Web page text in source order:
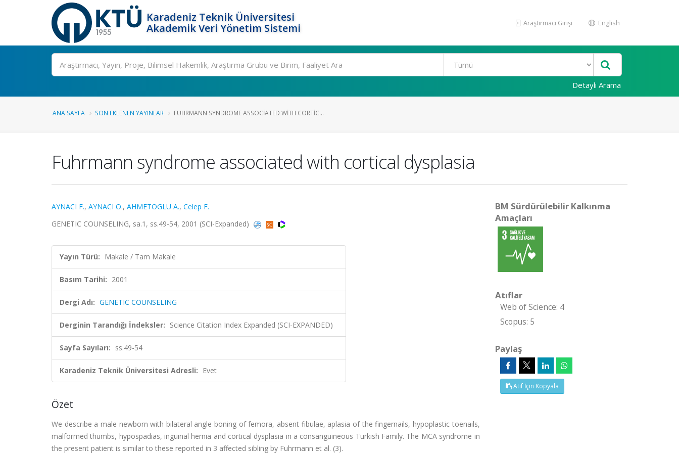
Karadeniz Teknik Üniversitesi
Akademik Veri Yönetim Sistemi
Araştırmacı Girişi English
Ara
Detaylı Arama
ANA SAYFA SON EKLENEN YAYINLAR FUHRMANN SYNDROME ASSOCIATED WITH CORTIC...
Fuhrmann syndrome associated with cortical dysplasia
AYNACI F., AYNACI O., AHMETOGLU A., Celep F.
GENETIC COUNSELING, sa.1, ss.49-54, 2001 (SCI-Expanded)
Yayın Türü: Makale / Tam Makale
Basım Tarihi: 2001
Dergi Adı: GENETIC COUNSELING
Derginin Tarandığı İndeksler: Science Citation Index Expanded (SCI-EXPANDED)
Sayfa Sayıları: ss.49-54
Karadeniz Teknik Üniversitesi Adresli: Evet
Özet
We describe a male newborn with bilateral angle boning of femora, absent fibulae, aplasia of the fingernails, hypoplastic toenails,
malformed thumbs, hypospadias, inguinal hernia and cortical dysplasia in a consanguineous Turkish Family. The MCA syndrome in
the present patient is similar to these reported in 3 affected sibling by Fuhrmann et al. (3).
BM Sürdürülebilir Kalkınma
Amaçları
Atıflar
Web of Science: 4
Scopus: 5
Paylaş
Atıf İçin Kopyala